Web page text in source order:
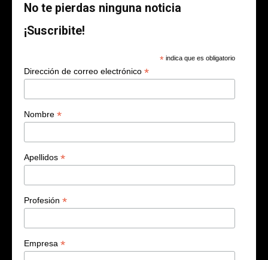
No te pierdas ninguna noticia
¡Suscribite!
* indica que es obligatorio
Dirección de correo electrónico *
Nombre *
Apellidos *
Profesión *
Empresa *